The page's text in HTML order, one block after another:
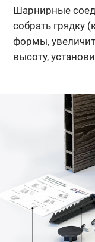
Шарнирные
собрать грядку
формы,
высоту,